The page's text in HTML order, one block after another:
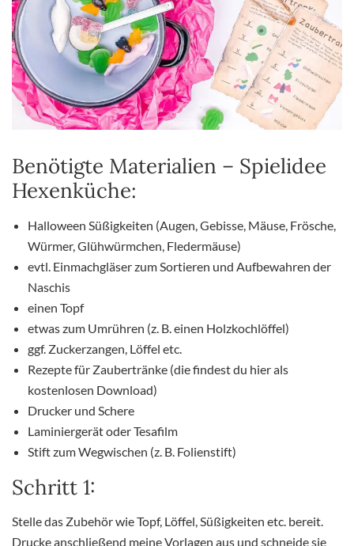
Benötigte Materialien – Spielidee
Hexenküche:
Halloween Süßigkeiten (Augen, Gebisse, Mäuse, Frösche,
Würmer, Glühwürmchen, Fledermäuse)
evtl. Einmachgläser zum Sortieren und Aufbewahren der
Naschis
einen Topf
etwas zum Umrühren (z. B. einen Holzkochlöffel)
ggf. Zuckerzangen, Löffel etc.
Rezepte für Zaubertränke (die findest du hier als
kostenlosen Download)
Drucker und Schere
Laminiergerät oder Tesafilm
Stift zum Wegwischen (z. B. Folienstift)
Schritt 1:
Stelle das Zubehör wie Topf, Löffel, Süßigkeiten etc. bereit.
Drucke anschließend meine Vorlagen aus und schneide sie